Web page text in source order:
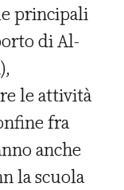
principali
di Al-
le attività
fra
anche
la scuola